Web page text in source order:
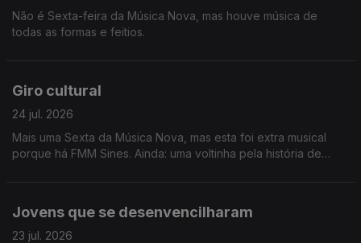
Não é Sexta-feira da Música Nova, mas houve música de
todas as formas e feitios.
Giro cultural
24 jul. 2026
Mais uma Sexta da Música Nova, mas esta foi extra musical
porque há FMM Sines. Ainda: uma voltinha pela história de
Jovens que se desenvencilharam
23 jul. 2026